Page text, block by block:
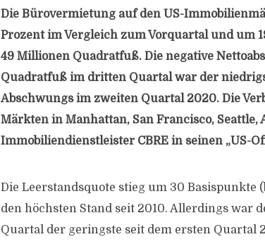
Die Bürovermietung auf den US-
Prozent im Vergleich zum Vorquartal und um
49 Millionen Quadratfuß. Die negative
Quadratfuß im dritten Quartal war der
Abschwungs im zweiten Quartal 2020. Die
Märkten in Manhattan, San Francisco,
Immobiliendienstleister CBRE in seinen „US-
Die Leerstandsquote stieg um 30 Basispunkte
den höchsten Stand seit 2010. Allerdings war
Quartal der geringste seit dem ersten Quartal